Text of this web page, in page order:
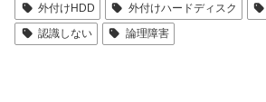
外付けHDD
外付けハードディスク
認識しない
論理障害